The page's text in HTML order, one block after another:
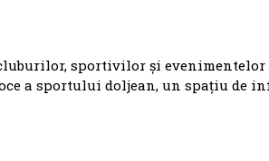
sportivilor și
a sportului doljean, un spațiu de